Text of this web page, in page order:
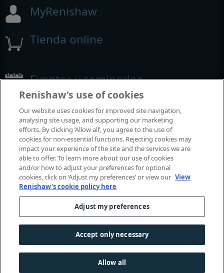
MyRenishaw
Tienda online
Eventos y seminarios
mundo
© 2001-2026 Renishaw plc. Todos los derechos reservados.
Póngase en contacto con nosotros|
Centro legal y de conformidad
Aviso de género en el lenguaje
Renishaw's use of cookies
Our website uses cookies for improved site navigation,
analysing site usage, and supporting our marketing
efforts. By clicking ‘Allow all’, you agree to the use of
cookies for non-essential functions. Rejecting cookies may
impact your experience of the site and the services we are
able to offer. To learn more about our use of cookies
and/or how to adjust your preferences for optional
cookies, click on ‘Adjust my preferences’ or view our View
Renishaw's cookie policy here
Adjust my preferences
Accept only necessary
Allow all